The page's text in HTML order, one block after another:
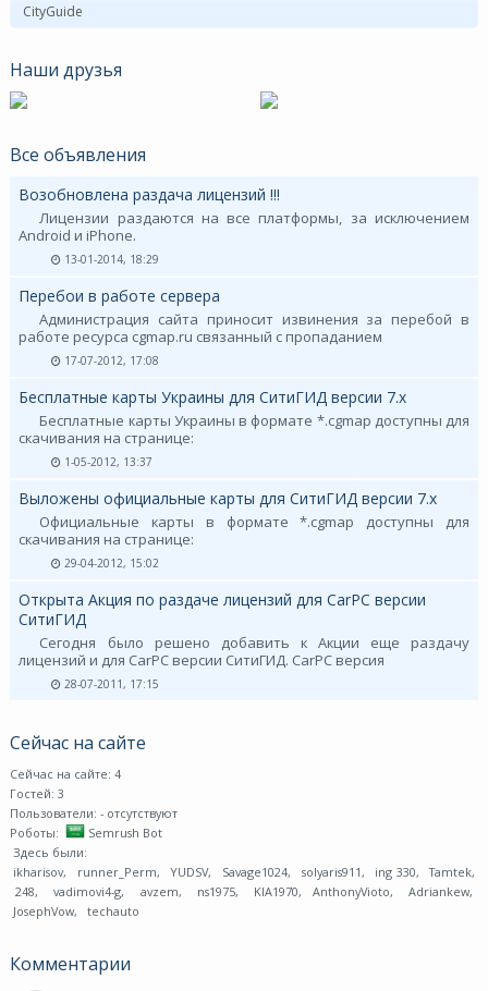
CityGuide
Наши друзья
Все объявления
Возобновлена раздача лицензий !!!
Лицензии раздаются на все платформы, за исключением
Android и iPhone.
13-01-2014, 18:29
Перебои в работе сервера
Администрация сайта приносит извинения за перебой в
работе ресурса cgmap.ru связанный с пропаданием
17-07-2012, 17:08
Бесплатные карты Украины для СитиГИД версии 7.х
Бесплатные карты Украины в формате *.cgmap доступны для
скачивания на странице:
1-05-2012, 13:37
Выложены официальные карты для СитиГИД версии 7.х
Официальные карты в формате *.cgmap доступны для
скачивания на странице:
29-04-2012, 15:02
Открыта Акция по раздаче лицензий для CarPC версии
СитиГИД
Сегодня было решено добавить к Акции еще раздачу
лицензий и для CarPC версии СитиГИД. CarPC версия
28-07-2011, 17:15
Сейчас на сайте
Сейчас на сайте: 4
Гостей: 3
Пользователи: - отсутствуют
Роботы:
Semrush Bot
Здесь были:
ikharisov, runner_Perm, YUDSV, Savage1024, solyaris911, ing 330, Tamtek,
248, vadimovi4-g, avzem, ns1975, KIA1970, AnthonyVioto, Adriankew,
JosephVow, techauto
Комментарии